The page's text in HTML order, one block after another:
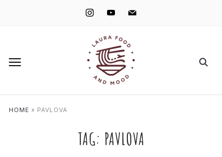
instagramyoutube mail
HOME » PAVLOVA
TAG: PAVLOVA